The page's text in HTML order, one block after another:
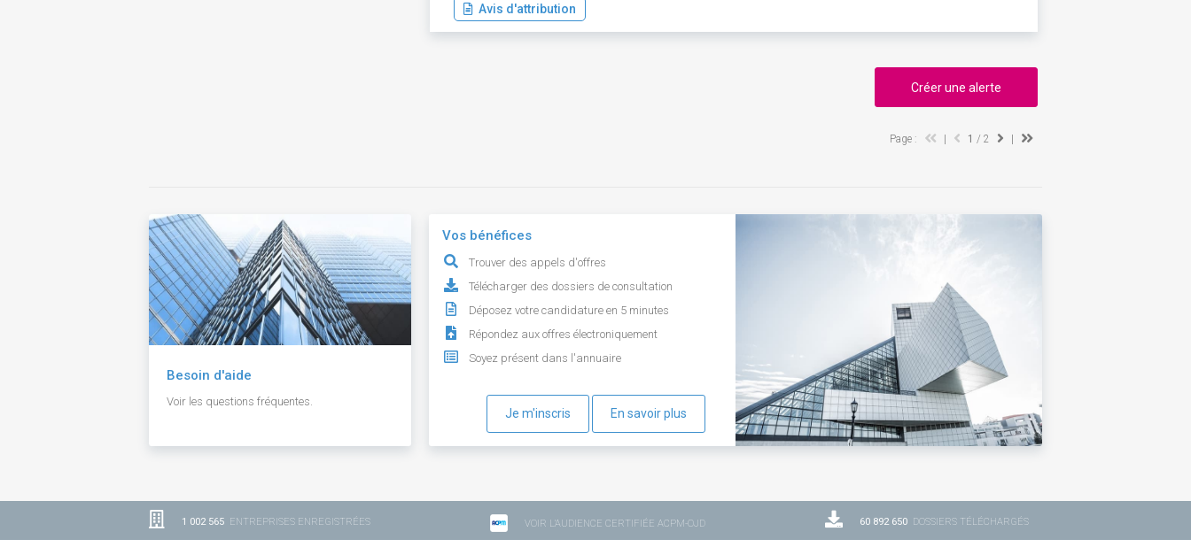
Avis d'attribution
Créer une alerte
Page : 1 / 2
Besoin d'aide
Voir les questions fréquentes.
Vos bénéfices
Trouver des appels d'offres
Télécharger des dossiers de consultation
Déposez votre candidature en 5 minutes
Répondez aux offres électroniquement
Soyez présent dans l'annuaire
Je m'inscris En savoir plus
1 002 565 ENTREPRISES ENREGISTRÉES VOIR L'AUDIENCE CERTIFIÉE ACPM-OJD 60 892 650 DOSSIERS TÉLÉCHARGÉS